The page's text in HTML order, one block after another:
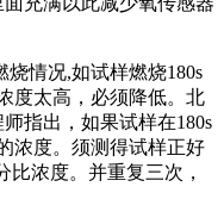
情况,如试样燃烧180s
度太高，必须降低。北
指出，如果试样在180s
浓度。须测得试样正好
比浓度。并重复三次，